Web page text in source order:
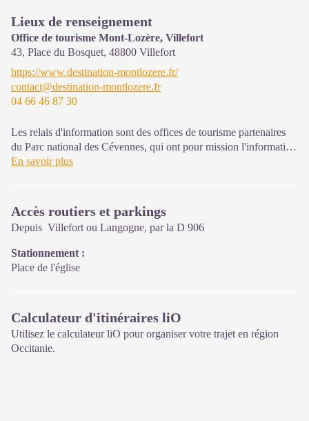
Lieux de renseignement
Office de tourisme Mont-Lozère, Villefort
43, Place du Bosquet, 48800 Villefort
https://www.destination-montlozere.fr/
contact@destination-montlozere.fr
04 66 46 87 30
Les relais d'information sont des offices de tourisme partenaires
du Parc national des Cévennes, qui ont pour mission l'information
et la sensibilisation sur l'offre de découverte et d'animation ainsi
En savoir plus
Accès routiers et parkings
Depuis Villefort ou Langogne, par la D 906
Stationnement :
Place de l'église
Calculateur d'itinéraires liO
Utilisez le calculateur liO pour organiser votre trajet en région
Occitanie.